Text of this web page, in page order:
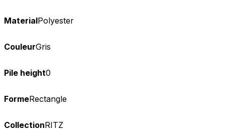
MaterialPolyester
CouleurGris
Pile height0
FormeRectangle
CollectionRITZ